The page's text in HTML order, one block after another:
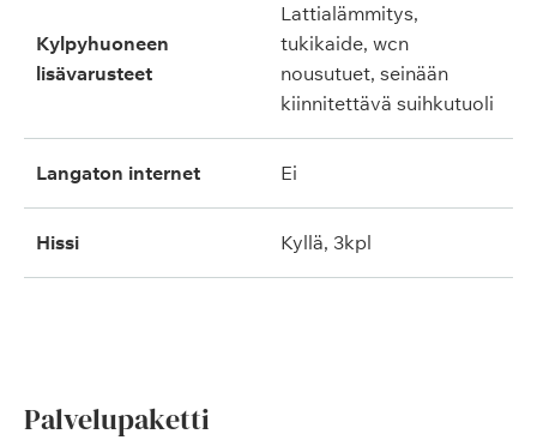
kylpyhuoneen
lisävarusteet
lattialämmitys,
tukikaide, wcn
nousutuet, seinään
kiinnitettävä suihkutuoli
langaton internet ei
hissi kyllä, 3kpl
Palvelupaketti